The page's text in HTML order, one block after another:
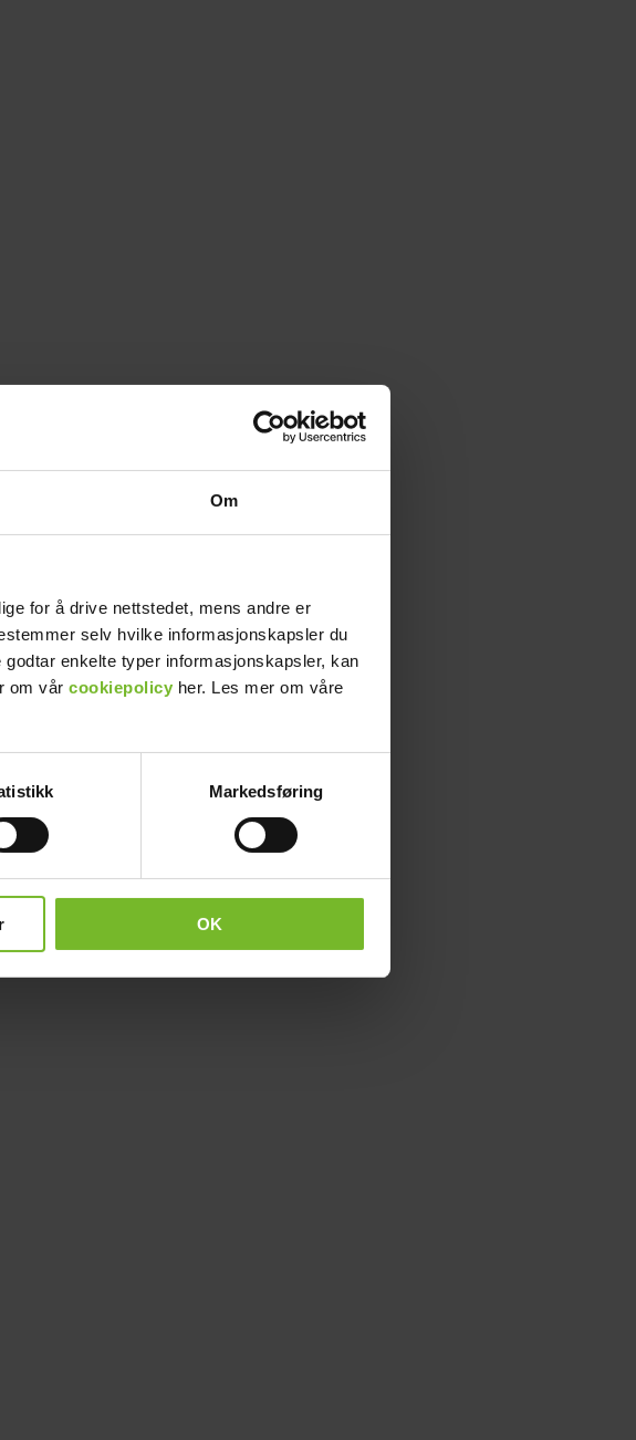
Om
for å drive nettstedet, mens andre er
selv hvilke informasjonskapsler du
enkelte typer informasjonskapsler, kan
om vår cookiepolicy her. Les mer om våre
Markedsføring
OK